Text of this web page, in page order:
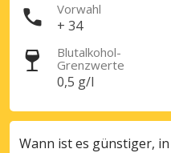
Vorwahl
+ 34
Blutalkohol-
Grenzwerte
0,5 g/l
Wann ist es günstiger,